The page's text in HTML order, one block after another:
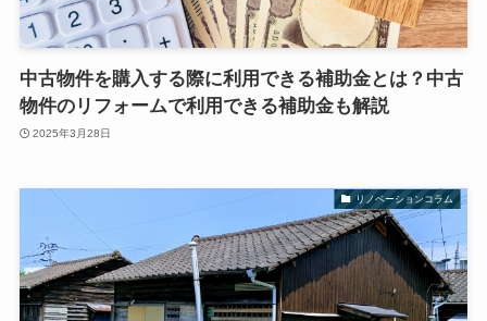
中古物件を購入する際に利用できる補助金とは？中古
物件のリフォームで利用できる補助金も解説
2025年3月28日
リノベーションコラム